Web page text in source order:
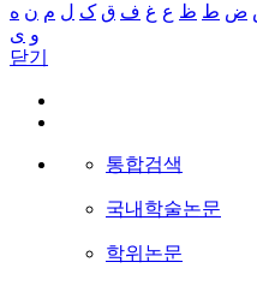
ض ط ظ ع غ ف ق ک ل م ن ه
و ی
닫기
통합검색
국내학술논문
학위논문